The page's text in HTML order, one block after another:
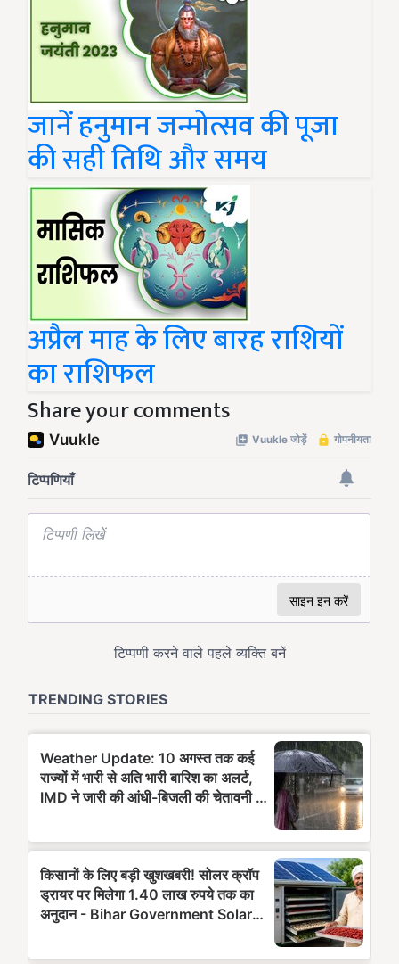
जानें हनुमान जन्मोत्सव की पूजा
की सही तिथि और समय
अप्रैल माह के लिए बारह राशियों
का राशिफल
Share your comments